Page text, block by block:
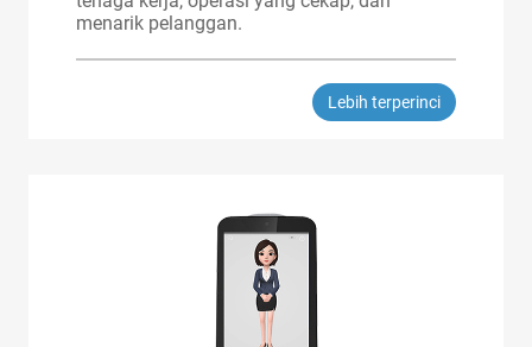
menarik pelanggan.
Lebih terperinci